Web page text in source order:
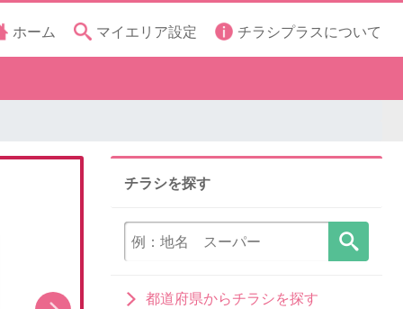
ホーム マイエリア設定 チラシプラスについて
チラシを探す
都道府県からチラシを探す